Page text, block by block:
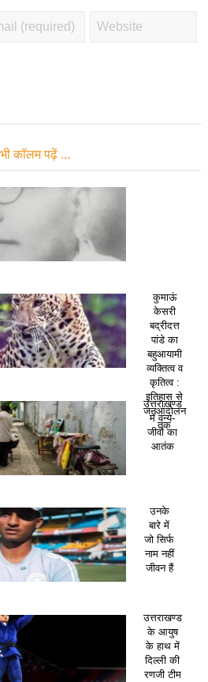
कॉलम पढ़ें …
कुमाऊं
केसरी
बद्रीदत्त
पांडे का
बहुआयामी
व्यक्तित्व व
कृतित्व :
इतिहास से
जनआंदोलन
तक
उत्तराखण्ड
में वन्य-
जीवों का
आतंक
उनके
बारे में
जो सिर्फ
नाम नहीं
जीवन हैं
उत्तराखण्ड
के आयुष
के हाथ में
दिल्ली की
रणजी टीम